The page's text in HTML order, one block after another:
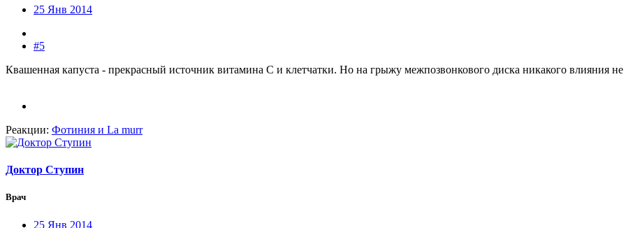
25 Янв 2014
#5
Квашенная капуста - прекрасный источник витамина С и клетчатки. Но на грыжу межпозвонкового диска никакого влияния не
Реакции: Фотиния и La murr
Доктор Ступин
Врач
25 Янв 2014